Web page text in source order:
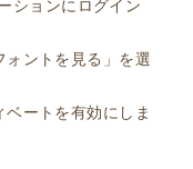
ションにログイン
ォントを見る」を選
ートを有効にしま